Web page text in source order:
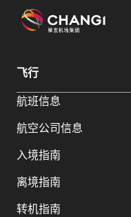
有
宜
网
选
樟宜机场 樟宜机场餐饮与购物
飞行
航班信息
航空公司信息
入境指南
离境指南
转机指南